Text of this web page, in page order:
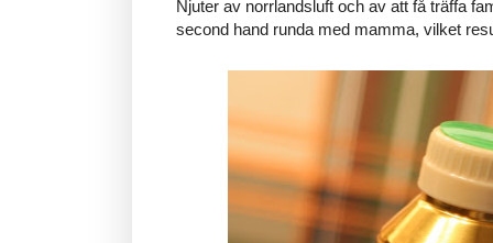
Njuter av norrlandsluft och av att få träffa
second hand runda med mamma, vilket